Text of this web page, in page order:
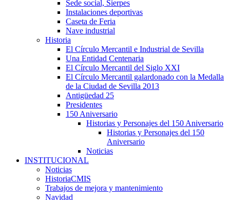
Sede social, Sierpes
Instalaciones deportivas
Caseta de Feria
Nave industrial
Historia
El Círculo Mercantil e Industrial de Sevilla
Una Entidad Centenaria
El Círculo Mercantil del Siglo XXI
El Círculo Mercantil galardonado con la Medalla
de la Ciudad de Sevilla 2013
Antigüedad 25
Presidentes
150 Aniversario
Historias y Personajes del 150 Aniversario
Historias y Personajes del 150
Aniversario
Noticias
INSTITUCIONAL
Noticias
HistoriaCMIS
Trabajos de mejora y mantenimiento
Navidad